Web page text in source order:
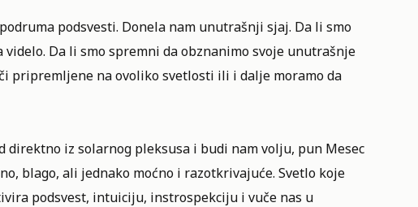
podsvesti. Donela nam unutrašnji sjaj. Da li smo
Da li smo spremni da obznanimo svoje unutrašnje
pripremljene na ovoliko svetlosti ili i dalje moramo da
direktno iz solarnog pleksusa i budi nam volju, pun Mesec
blago, ali jednako moćno i razotkrivajuće. Svetlo koje
podsvest, intuiciju, instrospekciju i vuče nas u